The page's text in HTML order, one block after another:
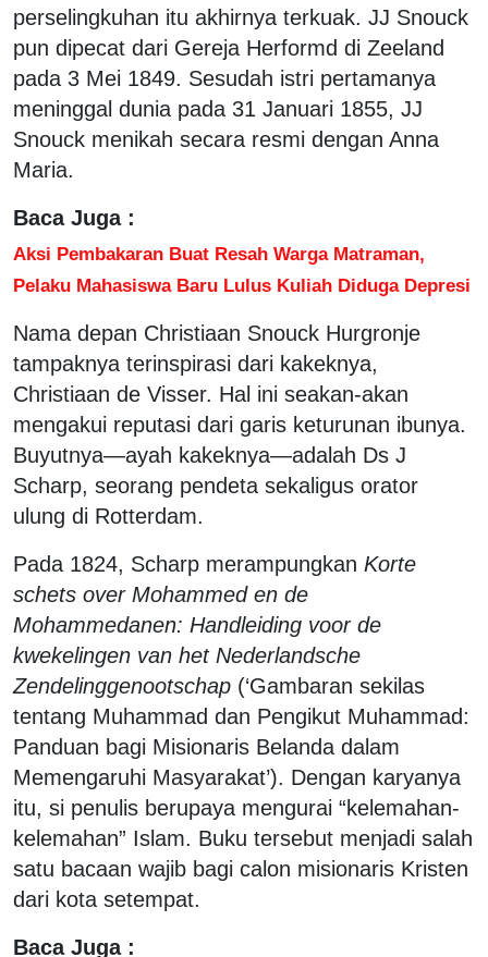
perselingkuhan itu akhirnya terkuak. JJ Snouck
pun dipecat dari Gereja Herformd di Zeeland
pada 3 Mei 1849. Sesudah istri pertamanya
meninggal dunia pada 31 Januari 1855, JJ
Snouck menikah secara resmi dengan Anna
Maria.
Baca Juga :
Aksi Pembakaran Buat Resah Warga Matraman,
Pelaku Mahasiswa Baru Lulus Kuliah Diduga Depresi
Nama depan Christiaan Snouck Hurgronje
tampaknya terinspirasi dari kakeknya,
Christiaan de Visser. Hal ini seakan-akan
mengakui reputasi dari garis keturunan ibunya.
Buyutnya—ayah kakeknya—adalah Ds J
Scharp, seorang pendeta sekaligus orator
ulung di Rotterdam.
Pada 1824, Scharp merampungkan Korte
schets over Mohammed en de
Mohammedanen: Handleiding voor de
kwekelingen van het Nederlandsche
Zendelinggenootschap (‘Gambaran sekilas
tentang Muhammad dan Pengikut Muhammad:
Panduan bagi Misionaris Belanda dalam
Memengaruhi Masyarakat’). Dengan karyanya
itu, si penulis berupaya mengurai “kelemahan-
kelemahan” Islam. Buku tersebut menjadi salah
satu bacaan wajib bagi calon misionaris Kristen
dari kota setempat.
Baca Juga :